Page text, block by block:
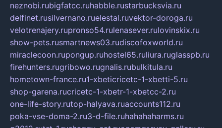
neznobi.rubigfatcc.ruhabble.rustarbucksvia.ru
delfinet.rusilvernano.ruelestal.ruvektor-doroga.ru
velotrenajery.rupronso54.rulenasever.rulovinskix.ru
show-pets.rusmartnews03.rudiscofoxworld.ru
miraclecoon.rupongup.ruhostel65.ruliura.ruglasspb.ru
firehunters.rugribowo.rugnalis.rubulkitula.ru
hometown-france.ru1-xbeticricetc-1-xbetti-5.ru
shop-garena.rucricetc-1-xbetr-1-xbetcc-2.ru
one-life-story.rutop-halyava.ruaccounts112.ru
poka-vse-doma-2.ru3-d-file.ruhahahaharms.ru